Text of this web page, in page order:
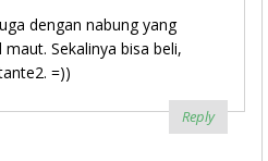
dengan nabung yang
Sekalinya bisa beli,
=))
Reply